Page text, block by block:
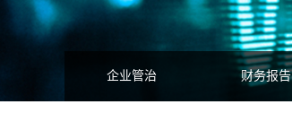
企业管治 财务报告